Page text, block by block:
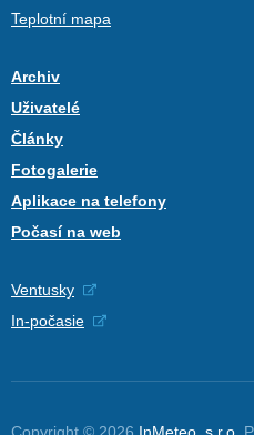
Teplotní mapa
Archiv
Uživatelé
Články
Fotogalerie
Aplikace na telefony
Počasí na web
Ventusky
In-počasie
Copyright © 2026 InMeteo, s.r.o.